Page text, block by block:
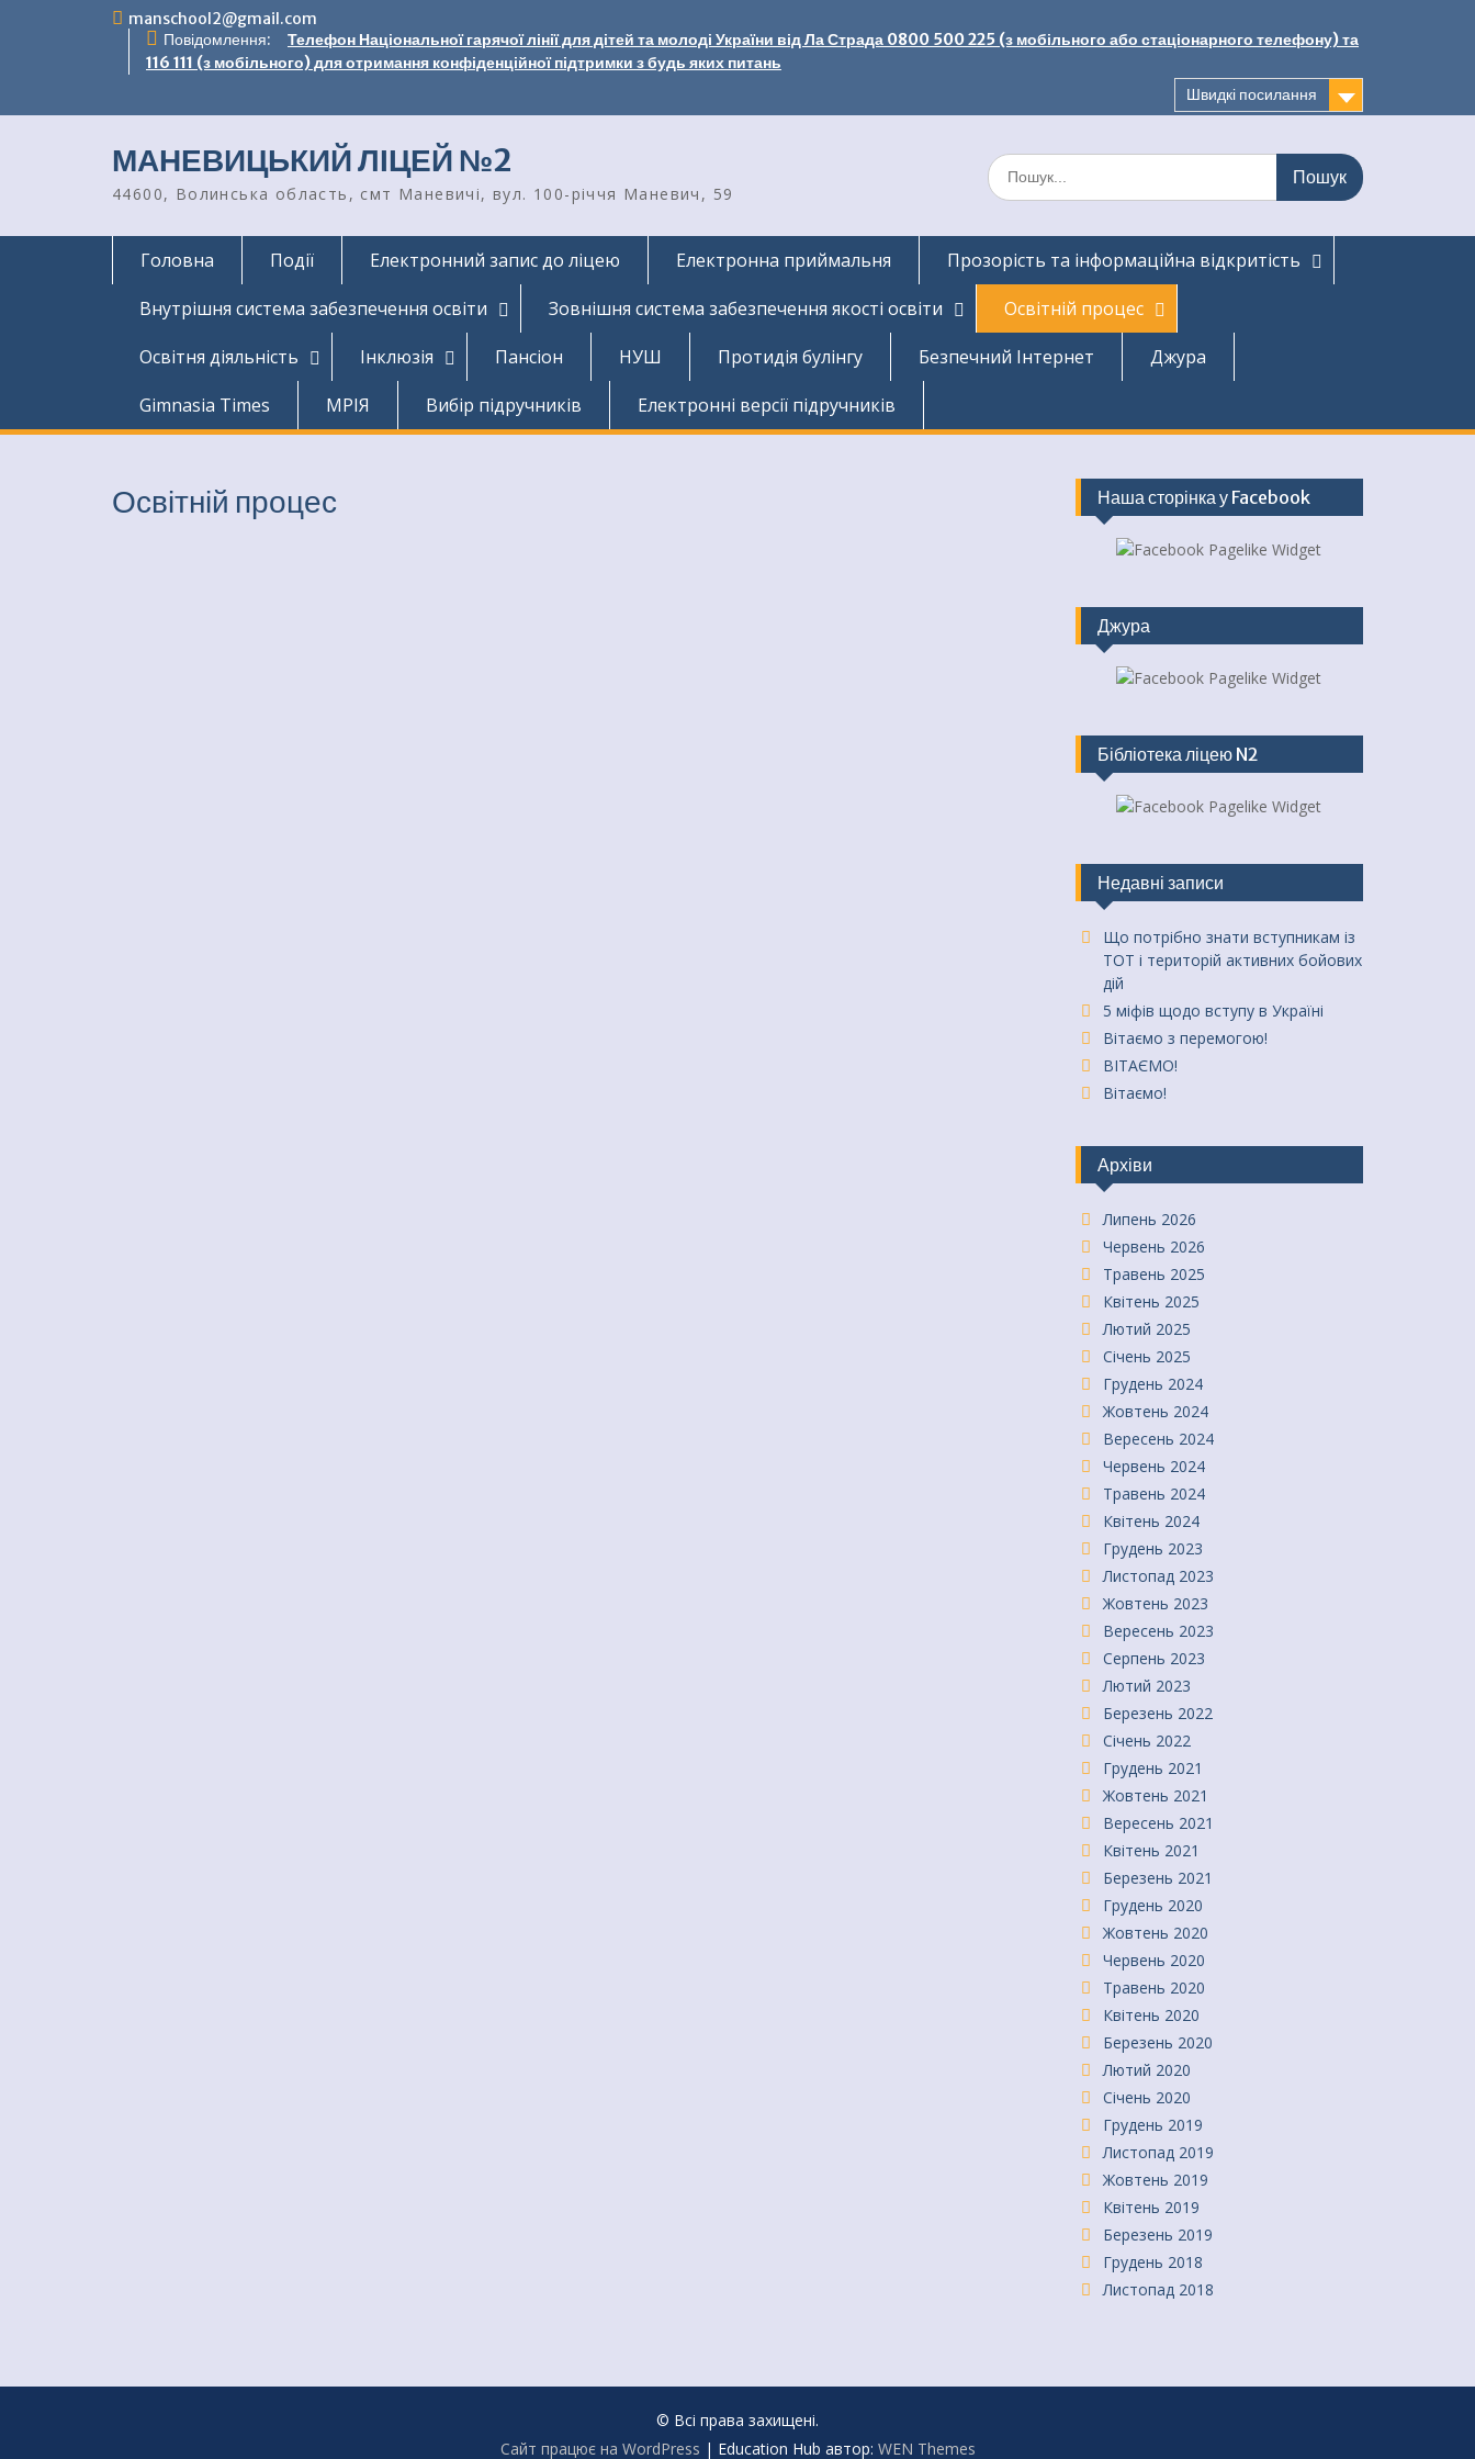
manschool2@gmail.com
Повідомлення:
Телефон Національної гарячої лінії для дітей та молоді України від Ла Страда 0800 500 225 (з мобільного або стаціонарного телефону) та
116 111 (з мобільного) для отримання конфіденційної підтримки з будь яких питань
Швидкі посилання
МАНЕВИЦЬКИЙ ЛІЦЕЙ №2
44600, Волинська область, смт Маневичі, вул. 100-річчя Маневич, 59
Шукати:
Головна Події Електронний запис до ліцею Електронна приймальня
Прозорість та інформаційна відкритість
Внутрішня система забезпечення освіти
Зовнішня система забезпечення якості освіти
Освітній процес
Освітня діяльність
Інклюзія Пансіон НУШ Протидія булінгу Безпечний Інтернет
Джура
Gimnasia Times
МРІЯ Вибір підручників Електронні версії підручників
Освітній процес Наша сторінка у Facebook
Джура
Бібліотека ліцею N2
Недавні записи
Що потрібно знати вступникам із
ТОТ і територій активних бойових
дій
5 міфів щодо вступу в Україні
Вітаємо з перемогою!
ВІТАЄМО!
Вітаємо!
Архіви
Липень 2026
Червень 2026
Травень 2025
Квітень 2025
Лютий 2025
Січень 2025
Грудень 2024
Жовтень 2024
Вересень 2024
Червень 2024
Травень 2024
Квітень 2024
Грудень 2023
Листопад 2023
Жовтень 2023
Вересень 2023
Серпень 2023
Лютий 2023
Березень 2022
Січень 2022
Грудень 2021
Жовтень 2021
Вересень 2021
Квітень 2021
Березень 2021
Грудень 2020
Жовтень 2020
Червень 2020
Травень 2020
Квітень 2020
Березень 2020
Лютий 2020
Січень 2020
Грудень 2019
Листопад 2019
Жовтень 2019
Квітень 2019
Березень 2019
Грудень 2018
Листопад 2018
© Всі права захищені.
Сайт працює на WordPress | Education Hub автор: WEN Themes